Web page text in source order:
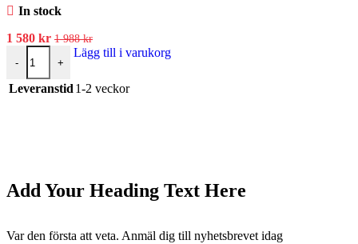
In stock
1 580 kr 1 988kr
- +
Lägg till i varukorg
Leveranstid 1-2 veckor
Add Your Heading Text Here
Var den första att veta. Anmäl dig till nyhetsbrevet idag